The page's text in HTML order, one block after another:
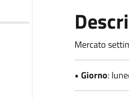
Mercato
• Giorno: